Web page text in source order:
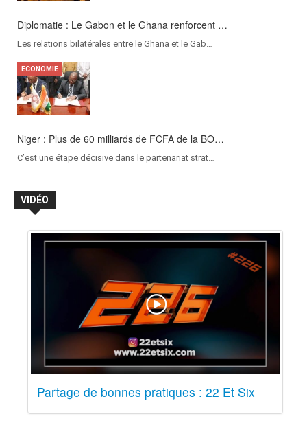
Diplomatie : Le Gabon et le Ghana renforcent …
Les relations bilatérales entre le Ghana et le Gab…
Niger : Plus de 60 milliards de FCFA de la BO…
C’est une étape décisive dans le partenariat strat…
ECONOMIE
Marché des 300 ambulances : « Le ministère de…
Le 23 juin 2020, le gouvernement burkinabè a …
Conseil des ministres du 1er juin : Le gouver…
Le traditionnel Conseil des ministres s’est t…
POLITIQUE
VIDÉO
Partage de bonnes pratiques : 22 Et Six